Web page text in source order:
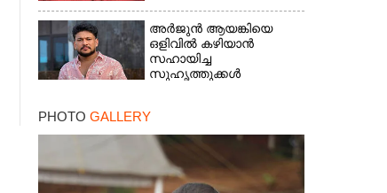
അർജുൻ ആയങ്കിയെ
ഒളിവിൽ കഴിയാൻ
സഹായിച്ച
സുഹൃത്തുക്കൾ
കൊച്ചിയിലെ
ഫ്ലാറ്റിൽനിന്ന്
PHOTO GALLERY